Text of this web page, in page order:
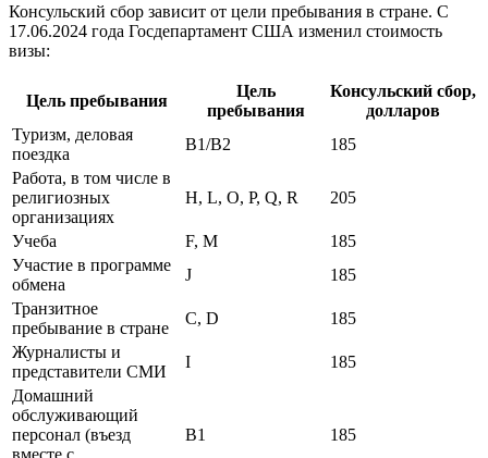
Консульский сбор зависит от цели пребывания в стране. С
17.06.2024 года Госдепартамент США изменил стоимость
визы:
Цель пребывания
Цель
пребывания
Консульский сбор,
долларов
Туризм, деловая
поездка
В1/В2
185
Работа, в том числе в
религиозных
организациях
H, L, O, P, Q, R 205
Учеба F, M
185
Участие в программе
обмена
J
185
Транзитное
пребывание в стране
C, D
185
Журналисты и
представители СМИ
I
185
Домашний
обслуживающий
персонал (въезд
вместе с
В1 185